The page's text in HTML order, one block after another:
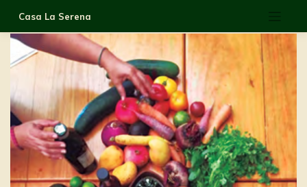
contenido
Casa La Serena